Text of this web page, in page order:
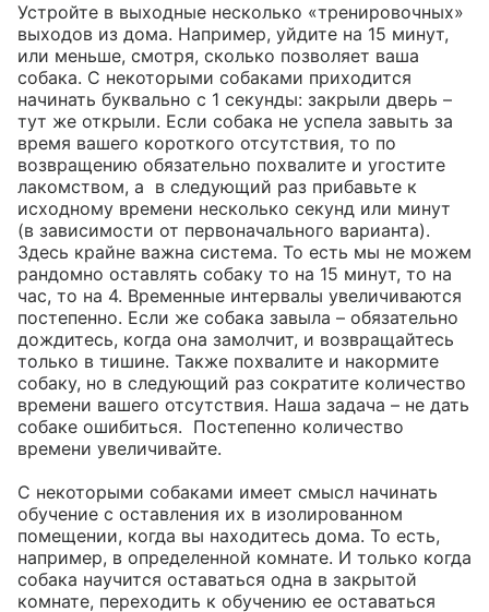
Устройте в выходные несколько «тренировочных»
выходов из дома. Например, уйдите на 15 минут,
или меньше, смотря, сколько позволяет ваша
собака. С некоторыми собаками приходится
начинать буквально с 1 секунды: закрыли дверь –
тут же открыли. Если собака не успела завыть за
время вашего короткого отсутствия, то по
возвращению обязательно похвалите и угостите
лакомством, а  в следующий раз прибавьте к
исходному времени несколько секунд или минут
(в зависимости от первоначального варианта).
Здесь крайне важна система. То есть мы не можем
рандомно оставлять собаку то на 15 минут, то на
час, то на 4. Временные интервалы увеличиваются
постепенно. Если же собака завыла – обязательно
дождитесь, когда она замолчит, и возвращайтесь
только в тишине. Также похвалите и накормите
собаку, но в следующий раз сократите количество
времени вашего отсутствия. Наша задача – не дать
собаке ошибиться.  Постепенно количество
времени увеличивайте.
С некоторыми собаками имеет смысл начинать
обучение с оставления их в изолированном
помещении, когда вы находитесь дома. То есть,
например, в определенной комнате. И только когда
собака научится оставаться одна в закрытой
комнате, переходить к обучению ее оставаться